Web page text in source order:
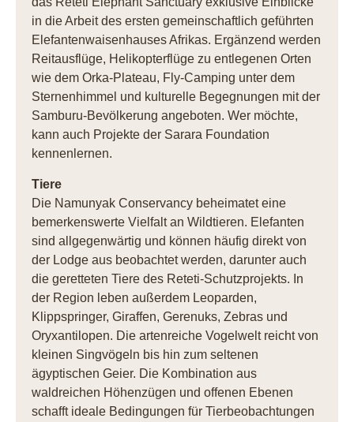
in die Arbeit des ersten gemeinschaftlich geführten
Elefantenwaisenhauses Afrikas. Ergänzend werden
Reitausflüge, Helikopterflüge zu entlegenen Orten
wie dem Orka-Plateau, Fly-Camping unter dem
Sternenhimmel und kulturelle Begegnungen mit der
Samburu-Bevölkerung angeboten. Wer möchte,
kann auch Projekte der Sarara Foundation
kennenlernen.
Tiere
Die Namunyak Conservancy beheimatet eine
bemerkenswerte Vielfalt an Wildtieren. Elefanten
sind allgegenwärtig und können häufig direkt von
der Lodge aus beobachtet werden, darunter auch
die geretteten Tiere des Reteti-Schutzprojekts. In
der Region leben außerdem Leoparden,
Klippspringer, Giraffen, Gerenuks, Zebras und
Oryxantilopen. Die artenreiche Vogelwelt reicht von
kleinen Singvögeln bis hin zum seltenen
ägyptischen Geier. Die Kombination aus
waldreichen Höhenzügen und offenen Ebenen
schafft ideale Bedingungen für Tierbeobachtungen